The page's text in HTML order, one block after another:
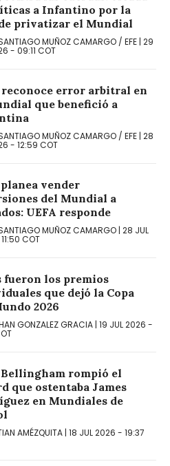
a Infantino por la
privatizar el Mundial
MUÑOZ CAMARGO / EFE | 29
- 09:11 COT
reconoce error arbitral en
que benefició a
MUÑOZ CAMARGO / EFE | 28
- 12:59 COT
vender
del Mundial a
UEFA responde
MUÑOZ CAMARGO | 28 JUL
11:50 COT
fueron los premios
que dejó la Copa
2026
GONZALEZ GRACIA | 19 JUL 2026 -
Bellingham rompió el
que ostentaba James
en Mundiales de
AMÉZQUITA | 18 JUL 2026 - 19:37